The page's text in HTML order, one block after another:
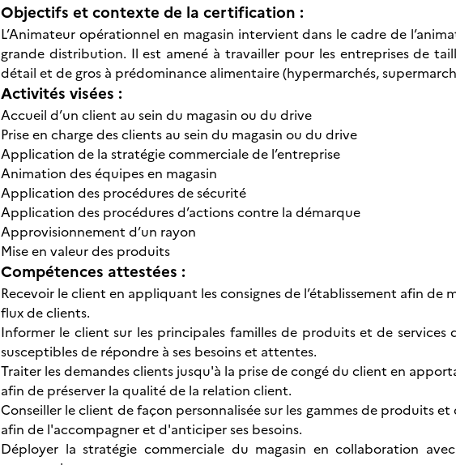
Objectifs et contexte de la certification :
L’Animateur opérationnel en magasin intervient dans le cadre de
grande distribution. Il est amené à travailler pour les entreprises de
détail et de gros à prédominance alimentaire (hypermarchés,
Activités visées :
Accueil d’un client au sein du magasin ou du drive
Prise en charge des clients au sein du magasin ou du drive
Application de la stratégie commerciale de l’entreprise
Animation des équipes en magasin
Application des procédures de sécurité
Application des procédures d’actions contre la démarque
Approvisionnement d’un rayon
Mise en valeur des produits
Compétences attestées :
Recevoir le client en appliquant les consignes de l’établissement afin de
flux de clients.
Informer le client sur les principales familles de produits et de services
susceptibles de répondre à ses besoins et attentes.
Traiter les demandes clients jusqu'à la prise de congé du client en
afin de préserver la qualité de la relation client.
Conseiller le client de façon personnalisée sur les gammes de produits
afin de l'accompagner et d'anticiper ses besoins.
Déployer la stratégie commerciale du magasin en collaboration